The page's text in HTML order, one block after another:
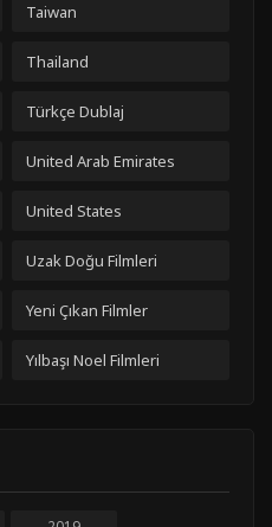
Taiwan
Thailand
Türkçe Dublaj
United Arab Emirates
United States
Uzak Doğu Filmleri
Yeni Çıkan Filmler
Yılbaşı Noel Filmleri